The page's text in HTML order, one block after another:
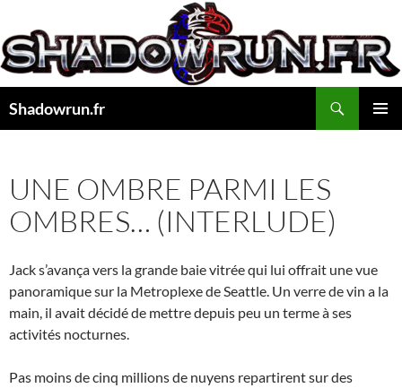
au
contenu
Shadowrun.fr
UNE OMBRE PARMI LES
OMBRES… (INTERLUDE)
Jack s’avança vers la grande baie vitrée qui lui offrait une vue
panoramique sur la Metroplexe de Seattle. Un verre de vin a la
main, il avait décidé de mettre depuis peu un terme à ses
activités nocturnes.
Pas moins de cinq millions de nuyens repartirent sur des